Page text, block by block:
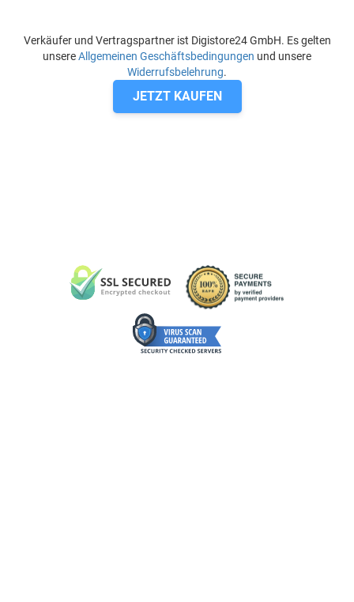
Verkäufer und Vertragspartner ist Digistore24 GmbH. Es gelten
unsereAllgemeinen Geschäftsbedingungen und unsere
Widerrufsbelehrung.
JETZT KAUFEN